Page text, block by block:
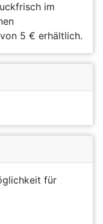
im
5 € erhältlich.
für